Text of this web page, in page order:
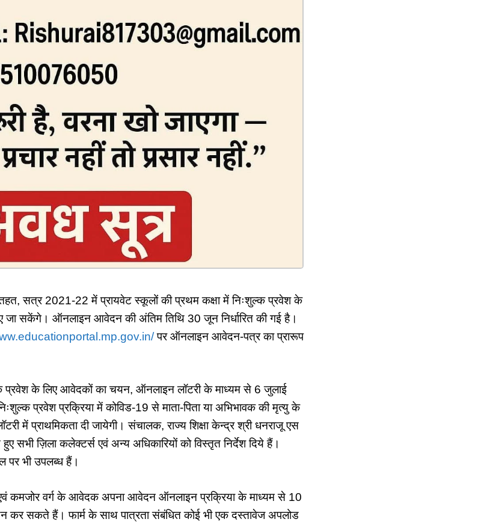
सत्र 2021-22 में प्रायवेट स्कूलों की प्रथम कक्षा में निःशुल्क प्रवेश के
सकेंगे। ऑनलाइन आवेदन की अंतिम तिथि 30 जून निर्धारित की गई है।
पर ऑनलाइन आवेदन-पत्र का प्रारूप
प्रवेश के लिए आवेदकों का चयन, ऑनलाइन लॉटरी के माध्यम से 6 जुलाई
प्रवेश प्रक्रिया में कोविड-19 से माता-पिता या अभिभावक की मृत्यु के
में प्राथमिकता दी जायेगी। संचालक, राज्य शिक्षा केन्द्र श्री धनराजू एस
सभी ज़िला कलेक्टर्स एवं अन्य अधिकारियों को विस्तृत निर्देश दिये हैं।
पर भी उपलब्ध हैं।
कमजोर वर्ग के आवेदक अपना आवेदन ऑनलाइन प्रक्रिया के माध्यम से 10
सकते हैं। फार्म के साथ पात्रता संबंधित कोई भी एक दस्तावेज अपलोड